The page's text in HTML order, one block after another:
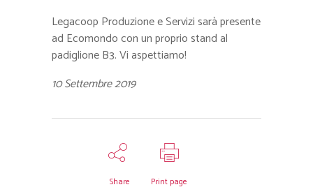
Legacoop Produzione e Servizi sarà presente
ad Ecomondo con un proprio stand al
padiglione B3. Vi aspettiamo!
10 Settembre 2019
Share Print page